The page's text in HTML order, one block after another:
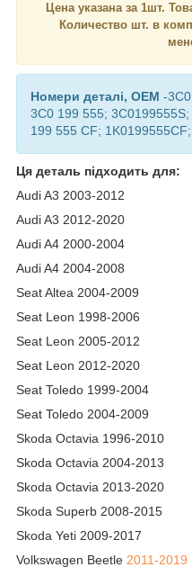
Цена указана за 1шт.
Количество шт. в
Номери деталі, OEM -
3C0 199 555;
199 555 CF; 1K0199555CF;
Ця деталь підходить для:
Audi A3 2003-2012
Audi A3 2012-2020
Audi A4 2000-2004
Audi A4 2004-2008
Seat Altea 2004-2009
Seat Leon 1998-2006
Seat Leon 2005-2012
Seat Leon 2012-2020
Seat Toledo 1999-2004
Seat Toledo 2004-2009
Skoda Octavia 1996-2010
Skoda Octavia 2004-2013
Skoda Octavia 2013-2020
Skoda Superb 2008-2015
Skoda Yeti 2009-2017
Volkswagen Beetle 2011-2019